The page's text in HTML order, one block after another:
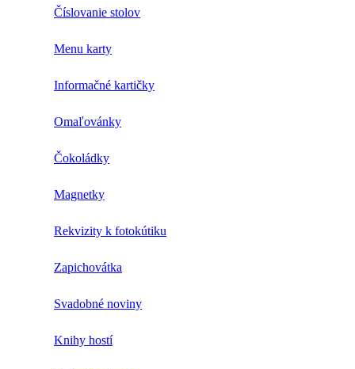
Číslovanie stolov
Menu karty
Informačné kartičky
Omaľovánky
Čokoládky
Magnetky
Rekvizity k fotokútiku
Zapichovátka
Svadobné noviny
Knihy hostí